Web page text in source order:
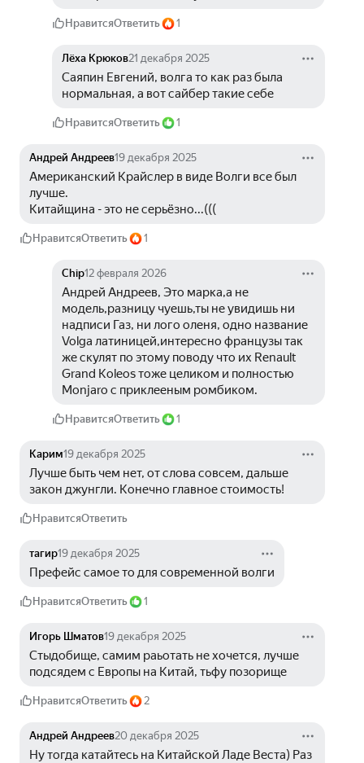
НравитсяОтветить 1
Лёха Крюков21 декабря 2025
Саяпин Евгений, волга то как раз была
нормальная, а вот сайбер такие себе
НравитсяОтветить 1
Андрей Андреев19 декабря 2025
Американский Крайслер в виде Волги все был
лучше.
Китайщина - это не серьёзно...(((
НравитсяОтветить 1
Chip12 февраля 2026
Андрей Андреев, Это марка,а не
модель,разницу чуешь,ты не увидишь ни
надписи Газ, ни лого оленя, одно название
Volga латиницей,интересно французы так
же скулят по этому поводу что их Renault
Grand Koleos тоже целиком и полностью
Monjaro с приклееным ромбиком.
НравитсяОтветить 1
Карим19 декабря 2025
Лучше быть чем нет, от слова совсем, дальше
закон джунгли. Конечно главное стоимость!
НравитсяОтветить
тагир19 декабря 2025
Префейс самое то для современной волги
НравитсяОтветить 1
Игорь Шматов19 декабря 2025
Стыдобище, самим раьотать не хочется, лучше
подсядем с Европы на Китай, тьфу позорище
НравитсяОтветить 2
Андрей Андреев20 декабря 2025
Ну тогда катайтесь на Китайской Ладе Веста) Раз